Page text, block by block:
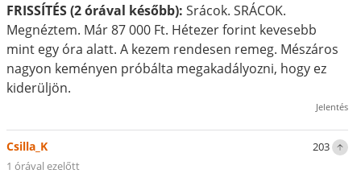
FRISSÍTÉS (2 órával később): Srácok. SRÁCOK.
Megnéztem. Már 87 000 Ft. Hétezer forint kevesebb
mint egy óra alatt. A kezem rendesen remeg. Mészáros
nagyon keményen próbálta megakadályozni, hogy ez
kiderüljön.
Jelentés
203
Csilla_K
1 órával ezelőtt